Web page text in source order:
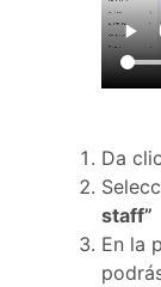
Da
staff”
En la